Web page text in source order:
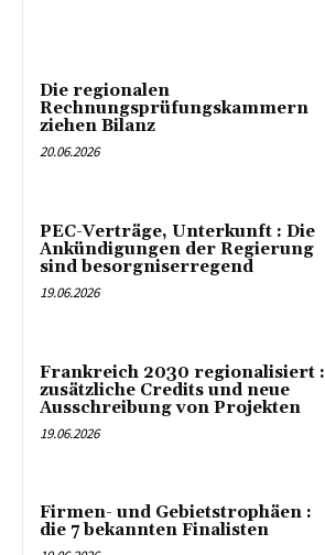
Die regionalen
Rechnungsprüfungskammern
ziehen Bilanz
20.06.2026
PEC-Verträge, Unterkunft : Die
Ankündigungen der Regierung
sind besorgniserregend
19.06.2026
Frankreich 2030 regionalisiert :
zusätzliche Credits und neue
Ausschreibung von Projekten
19.06.2026
Firmen- und Gebietstrophäen :
die 7 bekannten Finalisten